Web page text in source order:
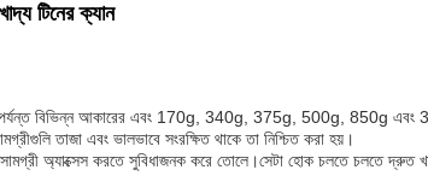
খাদ্য টিনের ক্যান
পর্যন্ত বিভিন্ন আকারের এবং 170g, 340g, 375g, 500g, 850g এবং
তাজা এবং ভালভাবে সংরক্ষিত থাকে তা নিশ্চিত করা হয়।
অ্যাক্সেস করতে সুবিধাজনক করে তোলে।সেটা হোক চলতে চলতে দ্রুত